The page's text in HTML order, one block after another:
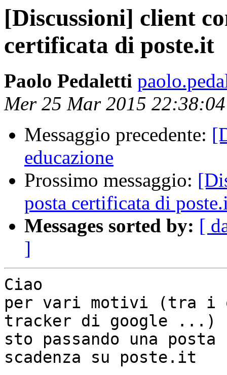
[Discussioni] client
certificata di poste.it
Paolo Pedaletti
Mer 25 Mar 2015
Messaggio precedente:
educazione
Prossimo messaggio:
posta certificata di
Messages sorted by: [
]
Ciao
per vari motivi (tra i
tracker di google ...)
sto passando una
scadenza su poste.it